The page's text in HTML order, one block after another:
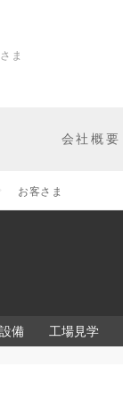
ま
会社概要
お客さま
備 工場見学